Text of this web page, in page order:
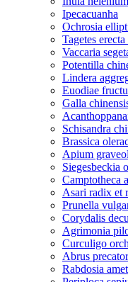
Ipecacuanha
Ochrosia
Tagetes
Vaccaria
Potentilla
Lindera
Euodiae
Galla
Schisandra
Brassica
Apium
Siegesbeckia
Camptotheca
Asari radix et
Prunella
Corydalis
Agrimonia
Curculigo
Abrus
Rabdosia